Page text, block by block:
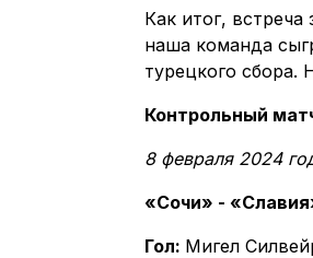
Как итог,
наша команда
турецкого сбора.
Контрольный
8 февраля 2024
«Сочи» -
Гол: Мигел